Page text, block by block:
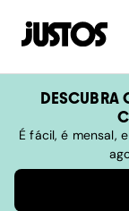
DESCUBRA
É fácil, é mensal,